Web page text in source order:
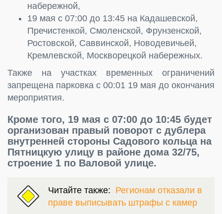
набережной,
19 мая с 07:00 до 13:45 на Кадашевской,
Пречистенкой, Смоленской, Фрунзенской,
Ростовской, Саввинской, Новодевичьей,
Кремлевской, Москворецкой набережных.
Также на участках временных ограничений
запрещена парковка с 00:01 19 мая до окончания
мероприятия.
Кроме того, 19 мая с 07:00 до 10:45 будет
организован правый поворот с дублера
внутренней стороны Садового кольца на
Пятницкую улицу в районе дома 32/75,
строение 1 по Валовой улице.
Читайте также: Регионам отказали в
праве выписывать штрафы с камер